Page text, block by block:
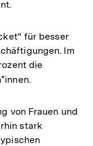
für besser
Im
die
von Frauen und
stark